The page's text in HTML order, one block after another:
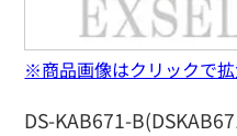
DS-KAB671-
※商品画像はクリックで